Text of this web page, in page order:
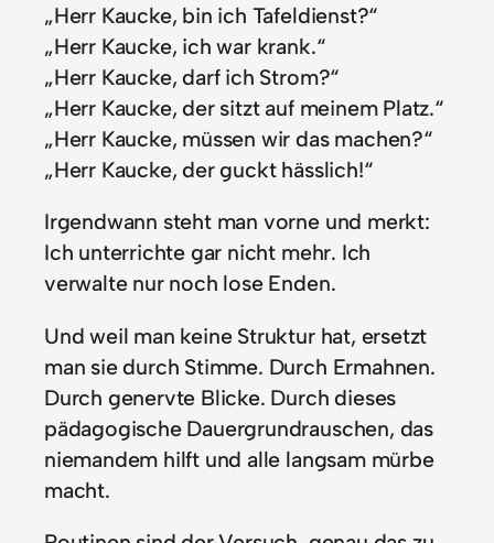
„Herr Kaucke, bin ich Tafeldienst?“
„Herr Kaucke, ich war krank.“
„Herr Kaucke, darf ich Strom?“
„Herr Kaucke, der sitzt auf meinem Platz.“
„Herr Kaucke, müssen wir das machen?“
„Herr Kaucke, der guckt hässlich!“
Irgendwann steht man vorne und merkt:
Ich unterrichte gar nicht mehr. Ich
verwalte nur noch lose Enden.
Und weil man keine Struktur hat, ersetzt
man sie durch Stimme. Durch Ermahnen.
Durch genervte Blicke. Durch dieses
pädagogische Dauergrundrauschen, das
niemandem hilft und alle langsam mürbe
macht.